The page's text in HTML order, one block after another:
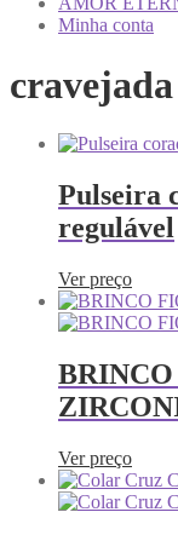
Minha conta
cravejada
Pulseira
regulável
Ver preço
Ver preço